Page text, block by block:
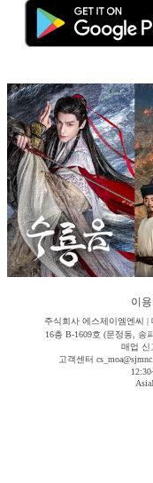
이
주식회사 에스제이엠엔씨 |
16층 B-1609호 (문정동, 송
매업 신
고객센터